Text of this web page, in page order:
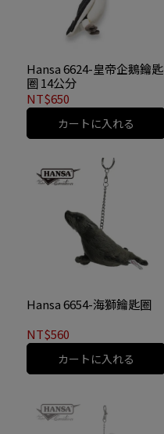
Hansa 6624-皇帝企鵝鑰匙
圈 14公分
NT$650
カートに入れる
Hansa 6654-海獅鑰匙圈
NT$560
カートに入れる